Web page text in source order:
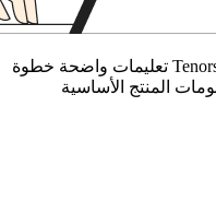
توفر أدلة الفيديو الخاصة بـ Tenorshare تعليمات واضحة خطوة
المنتج الأساسية